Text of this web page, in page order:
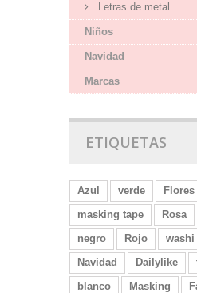
Letras de metal
Niños
Navidad
Marcas
ETIQUETAS
Azul verde
Flores
masking tape
Rosa
negro
Rojo washi
Navidad
Dailylike
blanco
Masking